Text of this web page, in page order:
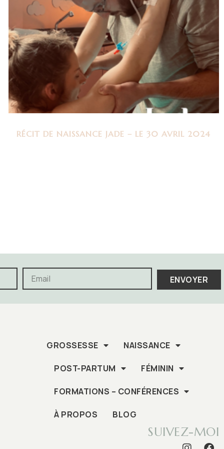
RÉCIT DE NAISSANCE JADE – LE 30 AVRIL 2024
ENVOYER
GROSSESSE NAISSANCE
POST-PARTUM FÉMININ
FORMATIONS – CONFÉRENCES
À PROPOS BLOG
SUIVEZ-MOI